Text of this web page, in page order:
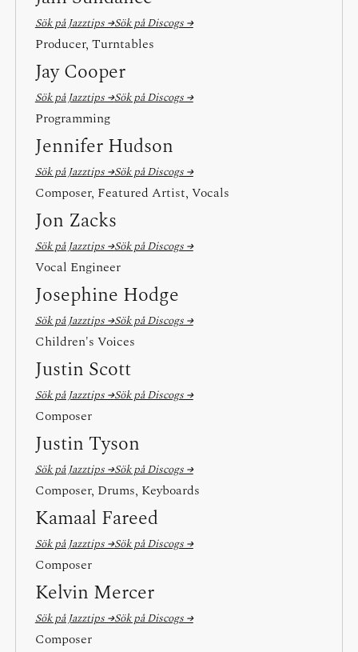
Sök på Jazztips →Sök på Discogs →
Producer, Turntables
Jay Cooper
Sök på Jazztips →Sök på Discogs →
Programming
Jennifer Hudson
Sök på Jazztips →Sök på Discogs →
Composer, Featured Artist, Vocals
Jon Zacks
Sök på Jazztips →Sök på Discogs →
Vocal Engineer
Josephine Hodge
Sök på Jazztips →Sök på Discogs →
Children's Voices
Justin Scott
Sök på Jazztips →Sök på Discogs →
Composer
Justin Tyson
Sök på Jazztips →Sök på Discogs →
Composer, Drums, Keyboards
Kamaal Fareed
Sök på Jazztips →Sök på Discogs →
Composer
Kelvin Mercer
Sök på Jazztips →Sök på Discogs →
Composer